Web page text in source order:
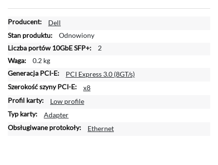
W
i
c
e
j
i
f
o
r
Dell
Odnowiony
2
0.2 kg
PCI Express 3.0 (8GT/s)
x8
Low profile
Adapter
Ethernet